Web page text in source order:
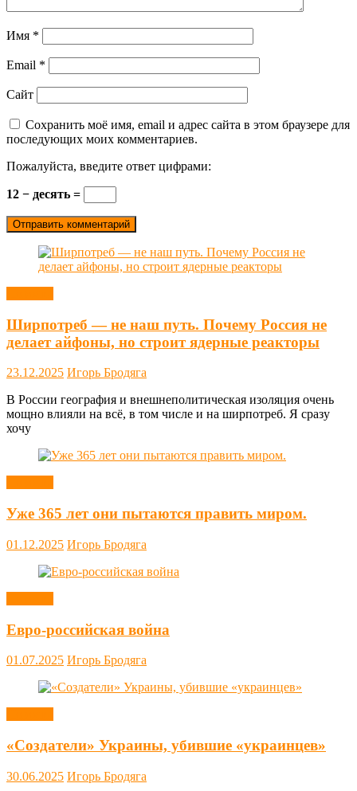
Имя *
Email *
Сайт
Сохранить моё имя, email и адрес сайта в этом браузере для
последующих моих комментариев.
Пожалуйста, введите ответ цифрами:
12 − десять =
Ширпотреб — не наш путь. Почему Россия не
делает айфоны, но строит ядерные реакторы
23.12.2025 Игорь Бродяга
В России география и внешнеполитическая изоляция очень
мощно влияли на всё, в том числе и на ширпотреб. Я сразу
хочу
Уже 365 лет они пытаются править миром.
01.12.2025 Игорь Бродяга
Евро-российская война
01.07.2025 Игорь Бродяга
«Создатели» Украины, убившие «украинцев»
30.06.2025 Игорь Бродяга